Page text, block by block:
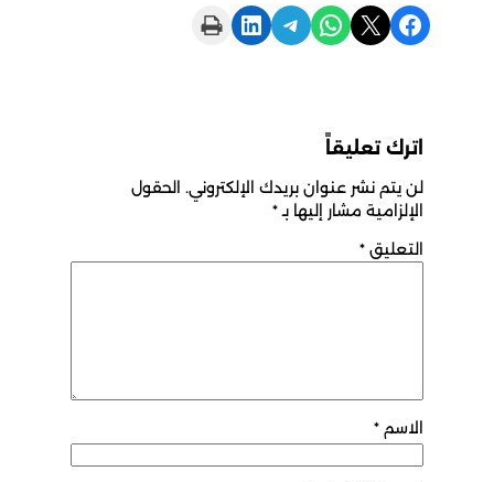
Share on Facebook
Share on X
Share on WhatsApp
Share on Telegram
Share on LinkedIn
Print this Page
اترك تعليقاً
لن يتم نشر عنوان بريدك الإلكتروني. الحقول
الإلزامية مشار إليها بـ *
التعليق*
الاسم*